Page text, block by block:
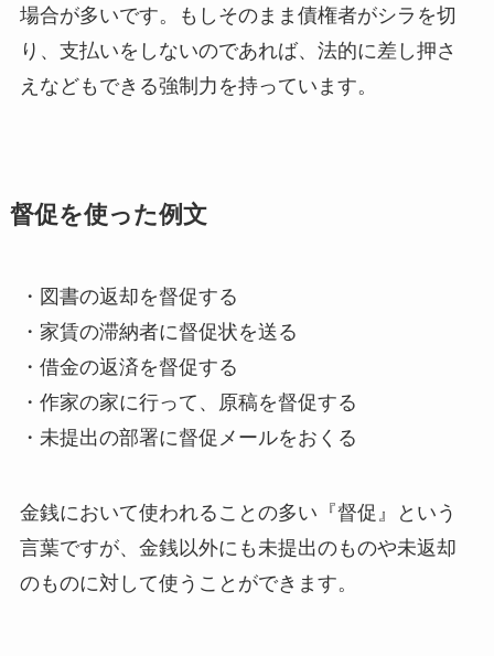
場合が多いです。もしそのまま債権者がシラを切
り、支払いをしないのであれば、法的に差し押さ
えなどもできる強制力を持っています。
督促を使った例文
・図書の返却を督促する
・家賃の滞納者に督促状を送る
・借金の返済を督促する
・作家の家に行って、原稿を督促する
・未提出の部署に督促メールをおくる
金銭において使われることの多い『督促』という
言葉ですが、金銭以外にも未提出のものや未返却
のものに対して使うことができます。